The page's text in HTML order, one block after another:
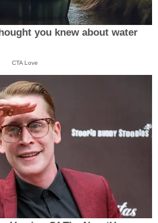
you knew about water
CTA Love